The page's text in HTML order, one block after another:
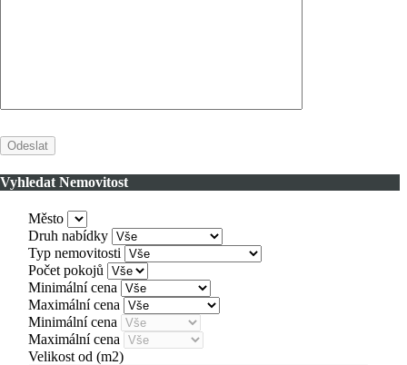
Vyhledat Nemovitost
Město
Druh nabídky
Typ nemovitosti
Počet pokojů
Minimální cena
Maximální cena
Minimální cena
Maximální cena
Velikost od (m2)